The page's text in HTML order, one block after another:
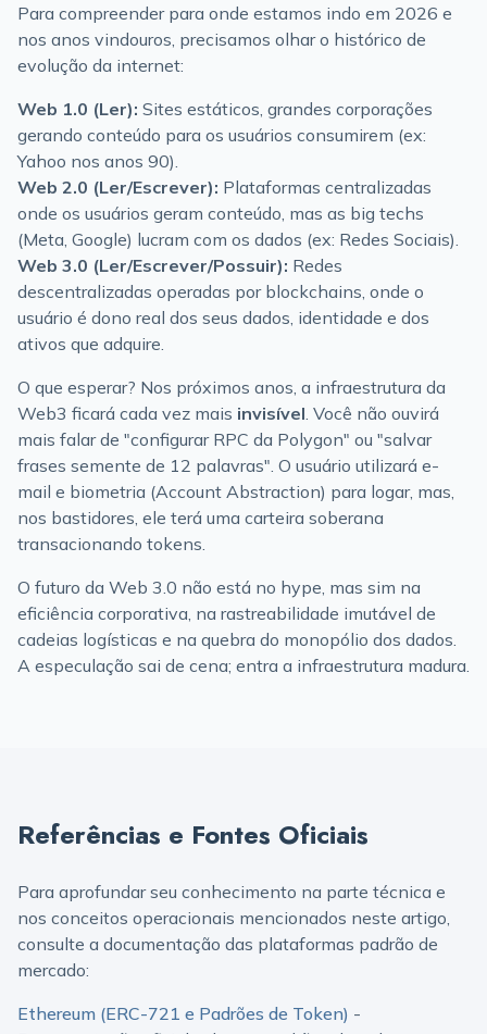
Para compreender para onde estamos indo em 2026 e
nos anos vindouros, precisamos olhar o histórico de
evolução da internet:
Web 1.0 (Ler): Sites estáticos, grandes corporações
gerando conteúdo para os usuários consumirem (ex:
Yahoo nos anos 90).
Web 2.0 (Ler/Escrever): Plataformas centralizadas
onde os usuários geram conteúdo, mas as big techs
(Meta, Google) lucram com os dados (ex: Redes Sociais).
Web 3.0 (Ler/Escrever/Possuir): Redes
descentralizadas operadas por blockchains, onde o
usuário é dono real dos seus dados, identidade e dos
ativos que adquire.
O que esperar? Nos próximos anos, a infraestrutura da
Web3 ficará cada vez mais invisível . Você não ouvirá
mais falar de "configurar RPC da Polygon" ou "salvar
frases semente de 12 palavras". O usuário utilizará e-
mail e biometria (Account Abstraction) para logar, mas,
nos bastidores, ele terá uma carteira soberana
transacionando tokens.
O futuro da Web 3.0 não está no hype, mas sim na
eficiência corporativa, na rastreabilidade imutável de
cadeias logísticas e na quebra do monopólio dos dados.
A especulação sai de cena; entra a infraestrutura madura.
Referências e Fontes Oficiais
Para aprofundar seu conhecimento na parte técnica e
nos conceitos operacionais mencionados neste artigo,
consulte a documentação das plataformas padrão de
mercado:
Ethereum (ERC-721 e Padrões de Token) -